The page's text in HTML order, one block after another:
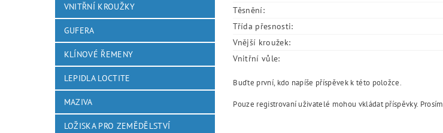
VNITŘNÍ KROUŽKY
GUFERA
KLÍNOVÉ ŘEMENY
LEPIDLA LOCTITE
MAZIVA
LOŽISKA PRO ZEMĚDĚLSTVÍ
Těsnění:
Třída přesnosti:
Vnější kroužek:
Vnitřní vůle:
Buďte první, kdo napíše příspěvek k této položce.
Pouze registrovaní uživatelé mohou vkládat příspěvky. Prosím